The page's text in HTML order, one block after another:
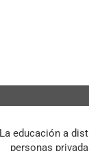
La educación a
personas